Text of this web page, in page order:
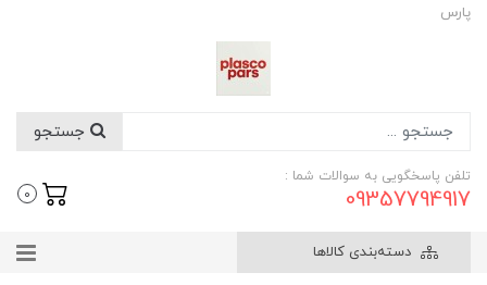
پارس
تلفن پاسخگویی به سوالات شما :
09357794917
0
دسته‌بندی کالاها